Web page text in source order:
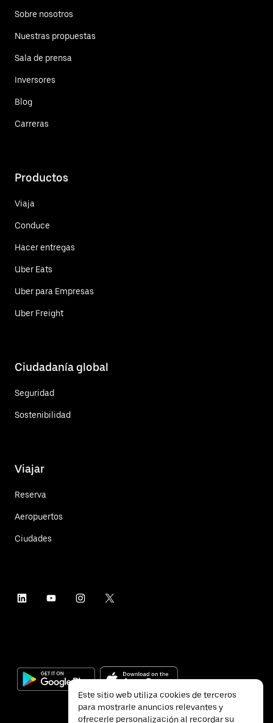
Sobre nosotros
Nuestras propuestas
Sala de prensa
Inversores
Blog
Carreras
Productos
Viaja
Conduce
Hacer entregas
Uber Eats
Uber para Empresas
Uber Freight
Ciudadanía global
Seguridad
Sostenibilidad
Viajar
Reserva
Aeropuertos
Ciudades
Este sitio web utiliza cookies de terceros
para mostrarle anuncios relevantes y
ofrecerle personalización al recordar su